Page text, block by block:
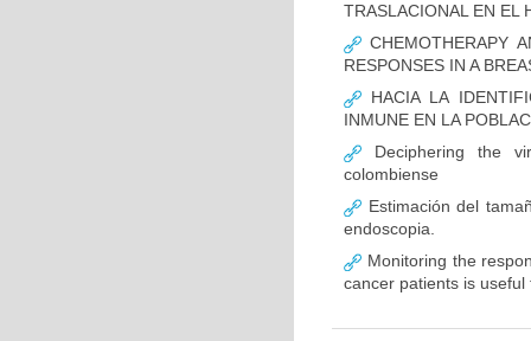
TRASLACIONAL EN EL
CHEMOTHERAPY
RESPONSES IN A
HACIA LA
INMUNE EN LA
Deciphering the
colombiense
Estimación del
endoscopia.
Monitoring the
cancer patients is